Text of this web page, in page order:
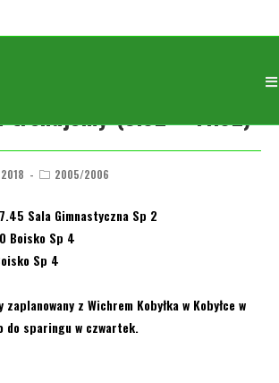
trenujemy (5.02 – 11.02)
2005/2006
Sala Gimnastyczna Sp 2
Boisko Sp 4
Sp 4
z Wichrem Kobyłka w Kobyłce w
do sparingu w czwartek.